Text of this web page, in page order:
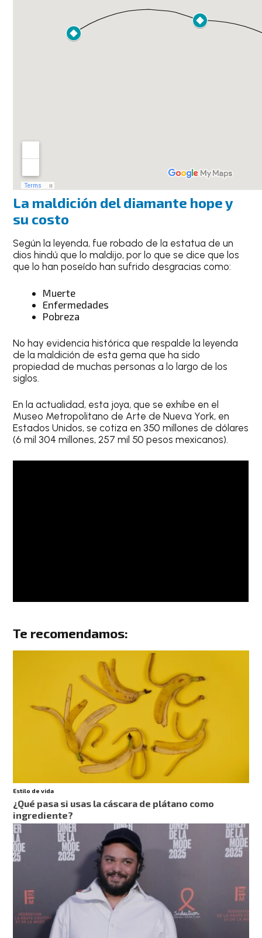
La maldición deldiamante hopey
su costo
Según la leyenda, fue robado de la estatua de un
dios hindú que lo maldijo, por lo que se dice que los
que lo han poseído han sufrido desgracias como:
Muerte
Enfermedades
Pobreza
No hay evidencia histórica que respalde la leyenda
de la maldición de esta gema que ha sido
propiedad de muchas personas a lo largo de los
siglos.
En la actualidad, esta joya, que se exhibe en el
Museo Metropolitano de Arte de Nueva York, en
Estados Unidos, se cotiza en 350 millones de dólares
(6 mil 304 millones, 257 mil 50 pesos mexicanos).
Te recomendamos:
Estilo de vida
¿Qué pasa si usas la cáscara de plátano como
ingrediente?